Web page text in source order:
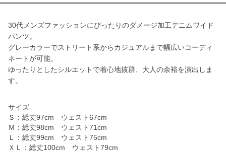
30代メンズファッションにぴったりのダメージ加工デニムワイド
パンツ。
グレーカラーでストリート系からカジュアルまで幅広いコーディ
ネートが可能。
ゆったりとしたシルエットで着心地抜群、大人の余裕を演出しま
す。
サイズ
Ｓ：総丈97cm ウェスト67cm
Ｍ：総丈98cm ウェスト71cm
Ｌ：総丈99cm ウェスト75cm
ＸＬ：総丈100cm ウェスト79cm